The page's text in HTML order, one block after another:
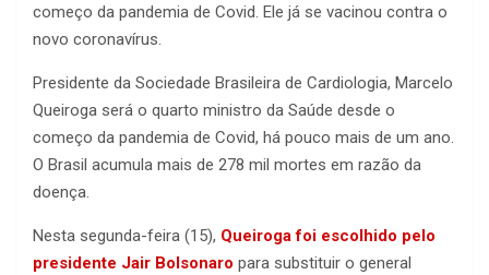
começo da pandemia de Covid. Ele já se vacinou contra o
novo coronavírus.
Presidente da Sociedade Brasileira de Cardiologia, Marcelo
Queiroga será o quarto ministro da Saúde desde o
começo da pandemia de Covid, há pouco mais de um ano.
O Brasil acumula mais de 278 mil mortes em razão da
doença.
Nesta segunda-feira (15), Queiroga foi escolhido pelo
presidente Jair Bolsonaro para substituir o general